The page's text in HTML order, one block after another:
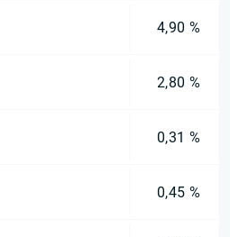
4,90 %
2,80 %
0,31 %
0,45 %